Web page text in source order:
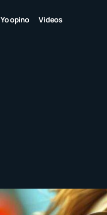
Yo opino Videos